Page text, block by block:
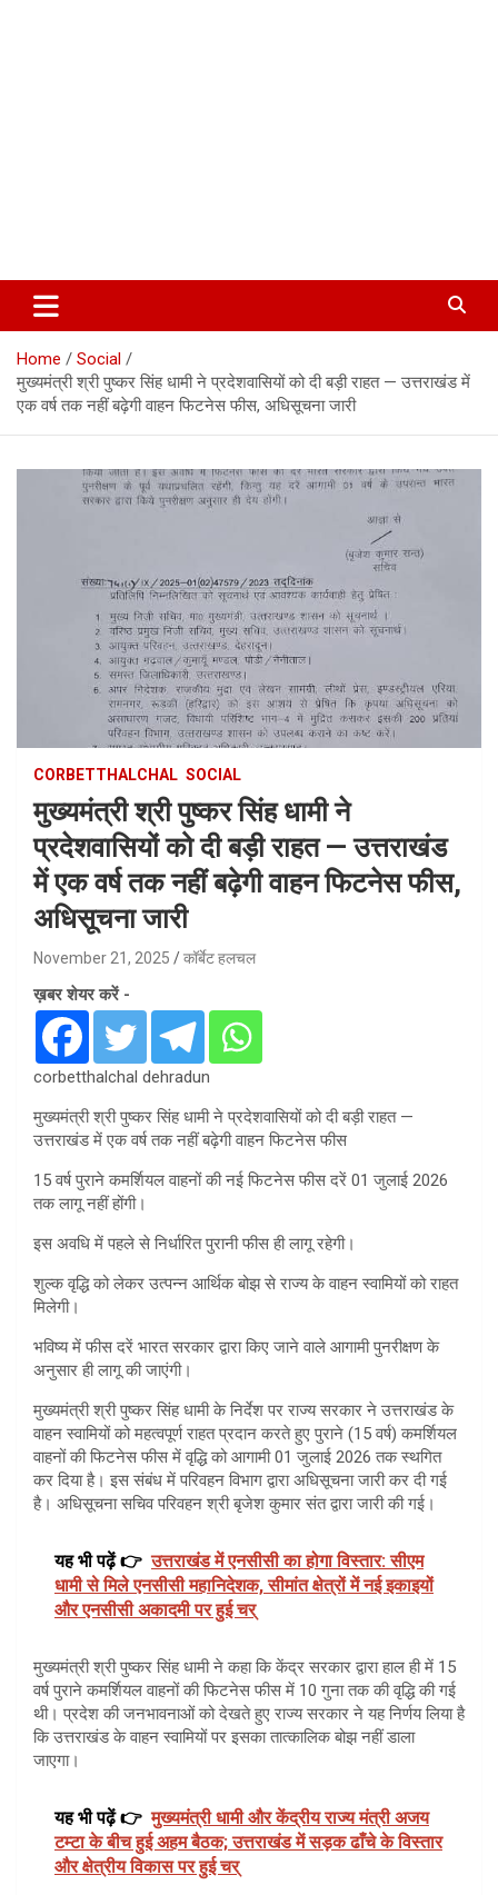
Corbett Halchal (कॉर्बेट हलचल)
Home
Social
मुख्यमंत्री श्री पुष्कर सिंह धामी ने प्रदेशवासियों को दी बड़ी राहत — उत्तराखंड में
एक वर्ष तक नहीं बढ़ेगी वाहन फिटनेस फीस, अधिसूचना जारी
CORBETTHALCHAL SOCIAL
मुख्यमंत्री श्री पुष्कर सिंह धामी ने
प्रदेशवासियों को दी बड़ी राहत — उत्तराखंड
में एक वर्ष तक नहीं बढ़ेगी वाहन फिटनेस फीस,
अधिसूचना जारी
November 21, 2025 कॉर्बेट हलचल
ख़बर शेयर करें -
corbetthalchal dehradun
मुख्यमंत्री श्री पुष्कर सिंह धामी ने प्रदेशवासियों को दी बड़ी राहत —
उत्तराखंड में एक वर्ष तक नहीं बढ़ेगी वाहन फिटनेस फीस
15 वर्ष पुराने कमर्शियल वाहनों की नई फिटनेस फीस दरें 01 जुलाई 2026
तक लागू नहीं होंगी।
इस अवधि में पहले से निर्धारित पुरानी फीस ही लागू रहेगी।
शुल्क वृद्धि को लेकर उत्पन्न आर्थिक बोझ से राज्य के वाहन स्वामियों को राहत
मिलेगी।
भविष्य में फीस दरें भारत सरकार द्वारा किए जाने वाले आगामी पुनरीक्षण के
अनुसार ही लागू की जाएंगी।
मुख्यमंत्री श्री पुष्कर सिंह धामी के निर्देश पर राज्य सरकार ने उत्तराखंड के
वाहन स्वामियों को महत्वपूर्ण राहत प्रदान करते हुए पुराने (15 वर्ष) कमर्शियल
वाहनों की फिटनेस फीस में वृद्धि को आगामी 01 जुलाई 2026 तक स्थगित
कर दिया है। इस संबंध में परिवहन विभाग द्वारा अधिसूचना जारी कर दी गई
है। अधिसूचना सचिव परिवहन श्री बृजेश कुमार संत द्वारा जारी की गई।
यह भी पढ़ें 👉 उत्तराखंड में एनसीसी का होगा विस्तार: सीएम
धामी से मिले एनसीसी महानिदेशक, सीमांत क्षेत्रों में नई इकाइयों
और एनसीसी अकादमी पर हुई चर्
मुख्यमंत्री श्री पुष्कर सिंह धामी ने कहा कि केंद्र सरकार द्वारा हाल ही में 15
वर्ष पुराने कमर्शियल वाहनों की फिटनेस फीस में 10 गुना तक की वृद्धि की गई
थी। प्रदेश की जनभावनाओं को देखते हुए राज्य सरकार ने यह निर्णय लिया है
कि उत्तराखंड के वाहन स्वामियों पर इसका तात्कालिक बोझ नहीं डाला
जाएगा।
यह भी पढ़ें 👉 मुख्यमंत्री धामी और केंद्रीय राज्य मंत्री अजय
टम्टा के बीच हुई अहम बैठक; उत्तराखंड में सड़क ढाँचे के विस्तार
और क्षेत्रीय विकास पर हुई चर्